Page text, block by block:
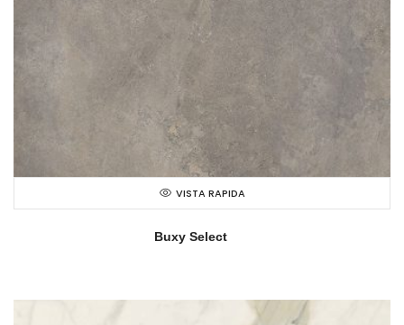
VISTA RAPIDA
Buxy Select